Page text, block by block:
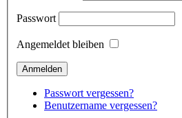
Passwort
Angemeldet bleiben
Passwort vergessen?
Benutzername vergessen?